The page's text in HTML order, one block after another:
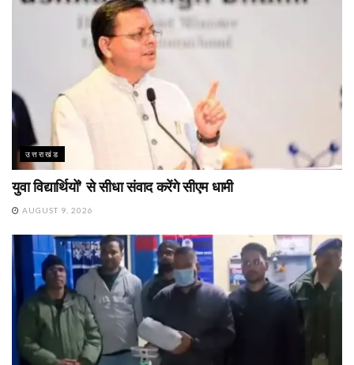
उत्तराखंड
युवा विद्यार्थियों’ से सीधा संवाद करेंगे सीएम धामी
AUGUST 9, 2026